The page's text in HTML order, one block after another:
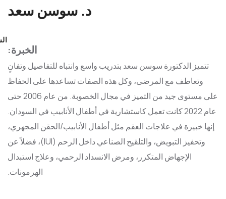
د. سوسن سعد
الخبرة:
تتميز الدكتورة سوسن سعد بتدريب واسع وانتباه للتفاصيل وتفانٍ
وتعاطف مع المرضى، وكل هذه الصفات تساعدها على الحفاظ
على مستوى جيد من التميز في مجال الخصوبة. من عام 2006 حتى
عام 2022 كانت تعمل كاستشارية في أطفال الأنابيب في السودان.
إنها خبيرة في علاجات العقم مثل أطفال الأنابيب/الحقن المجهري،
وتحفيز التبويض، والتلقيح الصناعي داخل الرحم (IUI)، فضلاً عن
الإجهاض المتكرر، ومرض الانسداد الرحمي، وعلاج استبدال
الهرمونات.